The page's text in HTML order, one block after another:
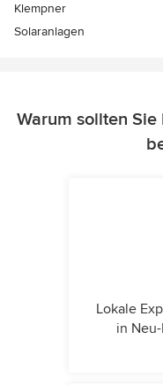
Klempner
Solaranlagen
Warum sollten
Lokale
in